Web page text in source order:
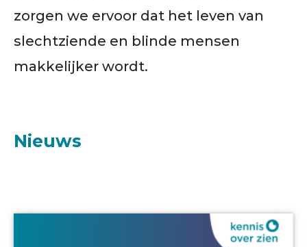
zorgen we ervoor dat het leven van
slechtziende en blinde mensen
makkelijker wordt.
Nieuws